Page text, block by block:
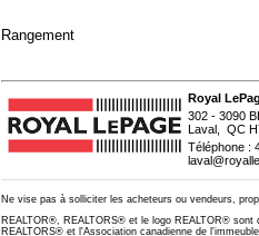
Rangement
Royal
302 - 3090
Laval, QC
Téléphone :
Ne vise pas à solliciter les acheteurs ou vendeurs,
REALTOR®, REALTORS® et le logo REALTOR®
REALTORS® et l'Association canadienne de